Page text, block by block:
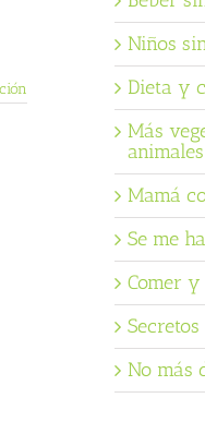
Niños
Dieta y
Más
animales
Mamá
Se me
Comer
No más